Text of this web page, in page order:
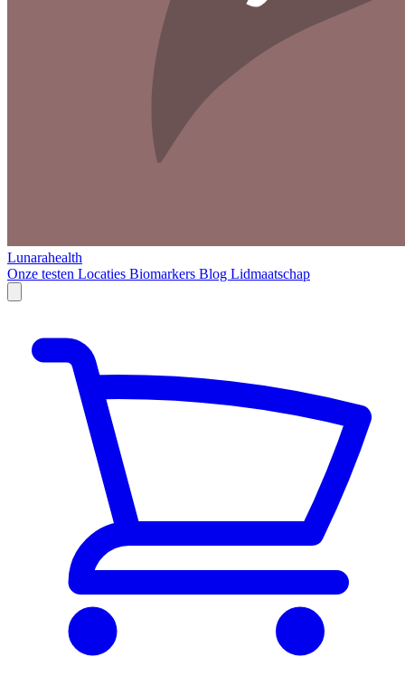
Lunarahealth
Onze testen Locaties Biomarkers Blog Lidmaatschap